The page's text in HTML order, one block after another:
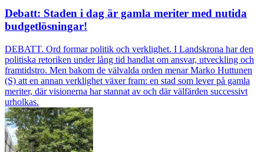
Debatt: Staden i dag är gamla meriter med nutida
budgetlösningar!
DEBATT. Ord formar politik och verklighet. I Landskrona har den
politiska retoriken under lång tid handlat om ansvar, utveckling och
framtidstro. Men bakom de välvalda orden menar Marko Huttunen
(S) att en annan verklighet växer fram: en stad som lever på gamla
meriter, där visionerna har stannat av och där välfärden successivt
urholkas.